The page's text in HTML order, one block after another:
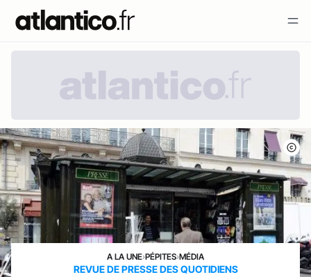
A LA UNE›PÉPITES›MÉDIA
REVUE DE PRESSE DES QUOTIDIENS